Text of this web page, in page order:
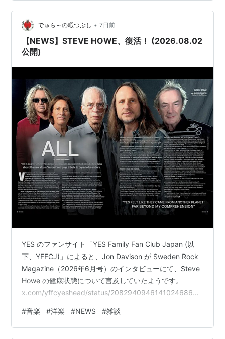
様から始まりますね(*'▽') 海苔の良いジャンク・インダ
ストリアルが疾走しております。 2. Future Gh…
でゅら～の暇つぶし • 7日前
【NEWS】STEVE HOWE、復活！ (2026.08.02
公開)
YES のファンサイト「YES Family Fan Club Japan (以
下、YFFCJ)」によると、Jon Davison が Sweden Rock
Magazine（2026年6月号）のインタビューにて、Steve
Howe の健康状態について言及していたようです。
x.com/yffcyeshead/status/2082940946141024686
2026 issue of Sweden Rock Magazine, Jon Davison
confirms that …
#音楽 #洋楽 #NEWS #雑談